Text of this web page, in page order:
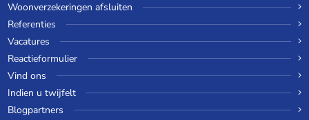
Woonverzekeringen afsluiten
Referenties
Vacatures
Reactieformulier
Vind ons
Indien u twijfelt
Blogpartners